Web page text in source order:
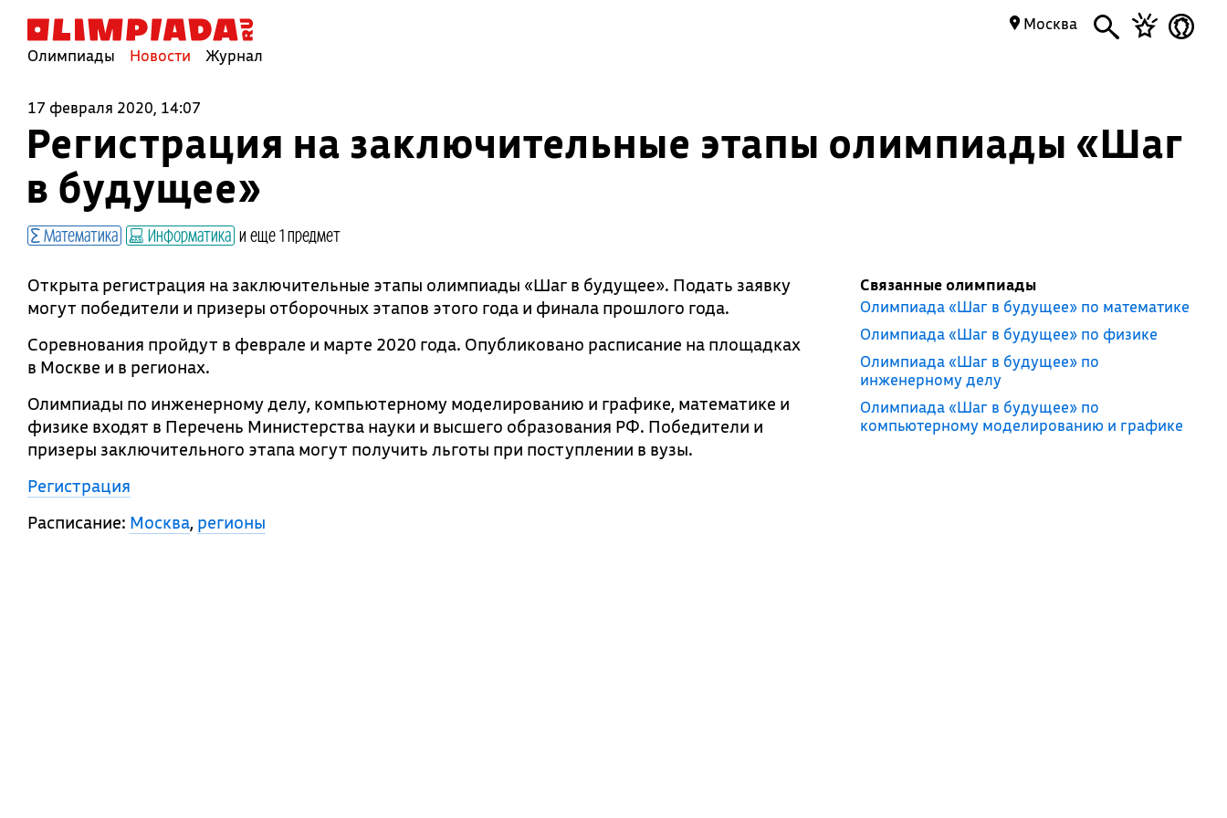
Олимпиады Новости Журнал
Москва
17 февраля 2020, 14:07
Регистрация на заключительные этапы олимпиады «Шаг
в будущее»
Математика Информатика и еще 1 предмет
Открыта регистрация на заключительные этапы олимпиады «Шаг в будущее». Подать заявку
могут победители и призеры отборочных этапов этого года и финала прошлого года.
Соревнования пройдут в феврале и марте 2020 года. Опубликовано расписание на площадках
в Москве и в регионах.
Олимпиады по инженерному делу, компьютерному моделированию и графике, математике и
физике входят в Перечень Министерства науки и высшего образования РФ. Победители и
призеры заключительного этапа могут получить льготы при поступлении в вузы.
Регистрация
Расписание: Москва, регионы
Связанные олимпиады
Олимпиада «Шаг в будущее» по математике
Олимпиада «Шаг в будущее» по физике
Олимпиада «Шаг в будущее» по
инженерному делу
Олимпиада «Шаг в будущее» по
компьютерному моделированию и графике